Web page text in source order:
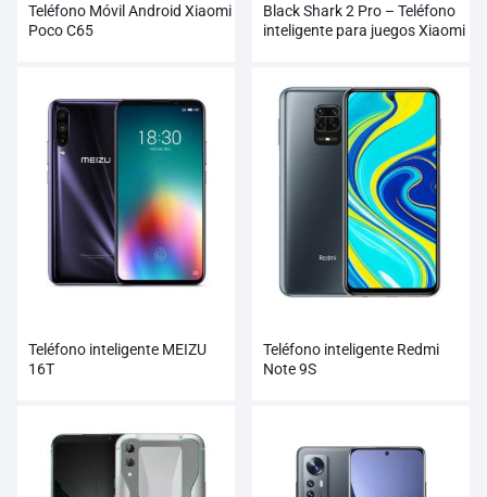
Teléfono Móvil Android Xiaomi
Poco C65
Black Shark 2 Pro – Teléfono
inteligente para juegos Xiaomi
Teléfono inteligente MEIZU
16T
Teléfono inteligente Redmi
Note 9S